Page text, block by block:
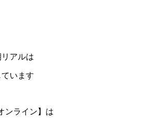
アルは
います
ンライン】は